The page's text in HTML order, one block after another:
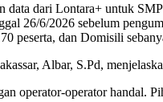
data dari Lontara+ untuk
26/6/2026 sebelum
peserta, dan Domisili
Albar, S.Pd,
operator-operator handal.